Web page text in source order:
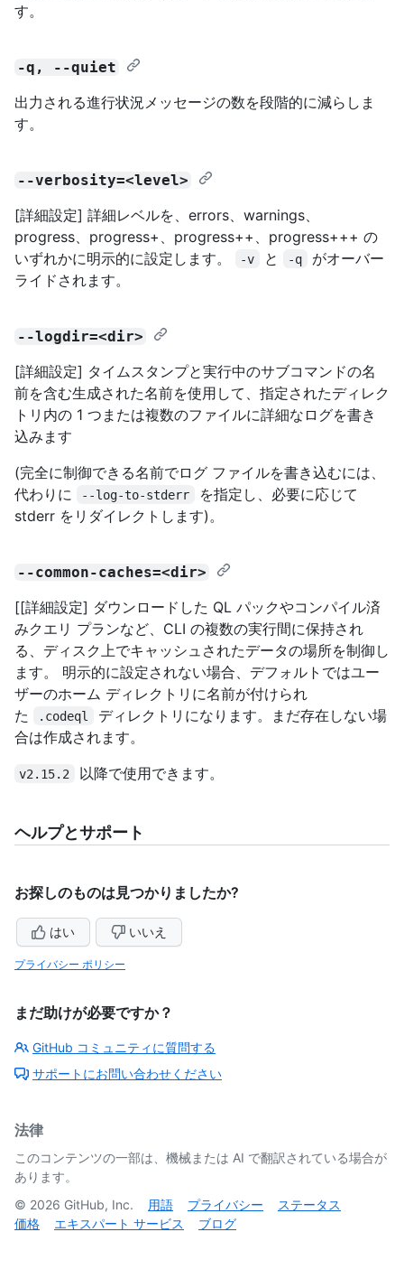
す。
-q, --quiet
出力される進行状況メッセージの数を段階的に減らしま
す。
--verbosity=<level>
[詳細設定] 詳細レベルを、errors、warnings、
progress、progress+、progress++、progress+++ の
いずれかに明示的に設定します。
-v と -q
がオーバー
ライドされます。
--logdir=<dir>
[詳細設定] タイムスタンプと実行中のサブコマンドの名
前を含む生成された名前を使用して、指定されたディレク
トリ内の 1 つまたは複数のファイルに詳細なログを書き
込みます
(完全に制御できる名前でログ ファイルを書き込むには、
代わりに
--log-to-stderr
を指定し、必要に応じて
stderr をリダイレクトします)。
--common-caches=<dir>
[[詳細設定] ダウンロードした QL パックやコンパイル済
みクエリ プランなど、CLI の複数の実行間に保持され
る、ディスク上でキャッシュされたデータの場所を制御し
ます。 明示的に設定されない場合、デフォルトではユー
ザーのホーム ディレクトリに名前が付けられ
た
.codeql
ディレクトリになります。まだ存在しない場
合は作成されます。
v2.15.2 以降で使用できます。
ヘルプとサポート
お探しのものは見つかりましたか?
はい いいえ
プライバシー ポリシー
まだ助けが必要ですか？
GitHub コミュニティに質問する
サポートにお問い合わせください
法律
このコンテンツの一部は、機械または AI で翻訳されている場合が
あります。
© 2026 GitHub, Inc. 用語 プライバシー
ステータス
価格
エキスパート サービス ブログ